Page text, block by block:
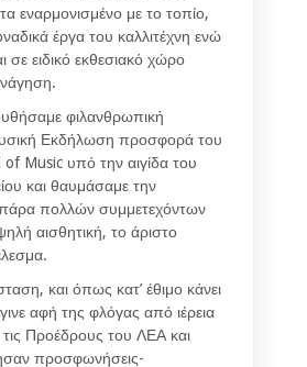
εναρμονισμένο με το τοπίο,
έργα του καλλιτέχνη ενώ
σε ειδικό εκθεσιακό χώρο
φιλανθρωπική
Εκδήλωση προσφορά του
of Music υπό την αιγίδα του
και θαυμάσαμε την
πολλών συμμετεχόντων
αισθητική, το άριστο
και όπως κατ’ έθιμο κάνει
αφή της φλόγας από ιέρεια
Προέδρους του ΛΕΑ και
προσφωνήσεις-